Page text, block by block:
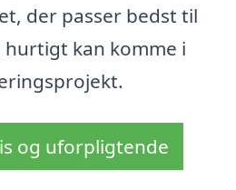
der passer bedst til
hurtigt kan komme i
og uforpligtende